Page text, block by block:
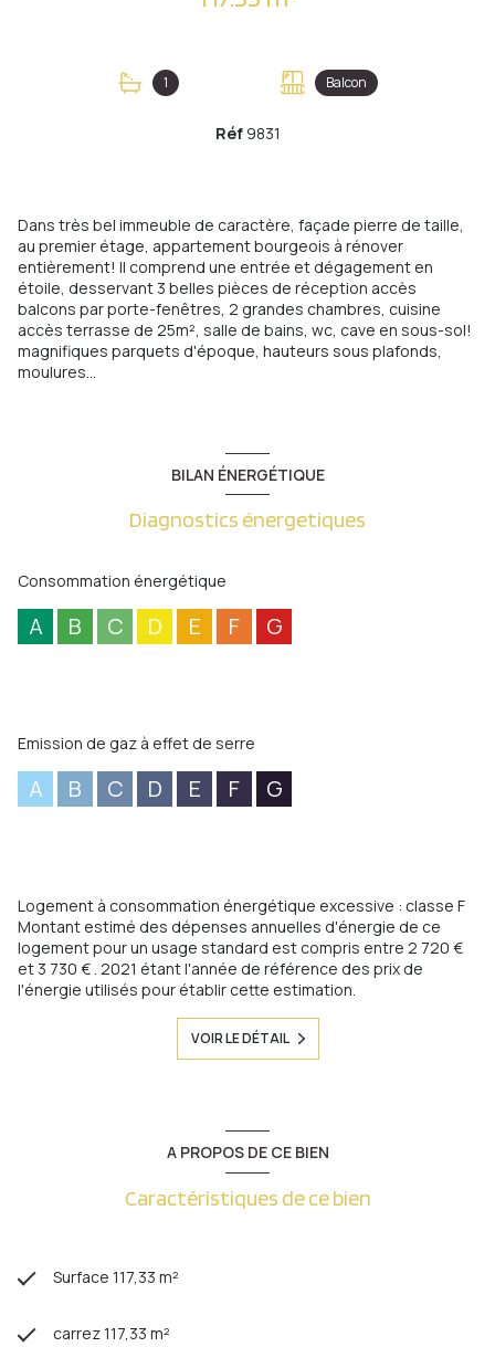
1 Balcon
Réf 9831
Dans très bel immeuble de caractère, façade pierre de taille,
au premier étage, appartement bourgeois à rénover
entièrement! Il comprend une entrée et dégagement en
étoile, desservant 3 belles pièces de réception accès
balcons par porte-fenêtres, 2 grandes chambres, cuisine
accès terrasse de 25m², salle de bains, wc, cave en sous-sol!
magnifiques parquets d'époque, hauteurs sous plafonds,
moulures...
BILAN ÉNERGÉTIQUE
Diagnostics énergetiques
Consommation énergétique
A B C D E F G
Emission de gaz à effet de serre
A B C D E F G
Logement à consommation énergétique excessive : classe F
Montant estimé des dépenses annuelles d'énergie de ce
logement pour un usage standard est compris entre 2 720 €
et 3 730 € . 2021 étant l'année de référence des prix de
l'énergie utilisés pour établir cette estimation.
VOIR LE DÉTAIL
A PROPOS DE CE BIEN
Caractéristiques de ce bien
Surface 117,33 m²
carrez 117,33 m²